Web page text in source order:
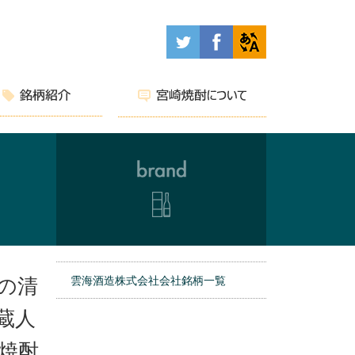
清
人
雲海酒造株式会社会社銘柄一覧